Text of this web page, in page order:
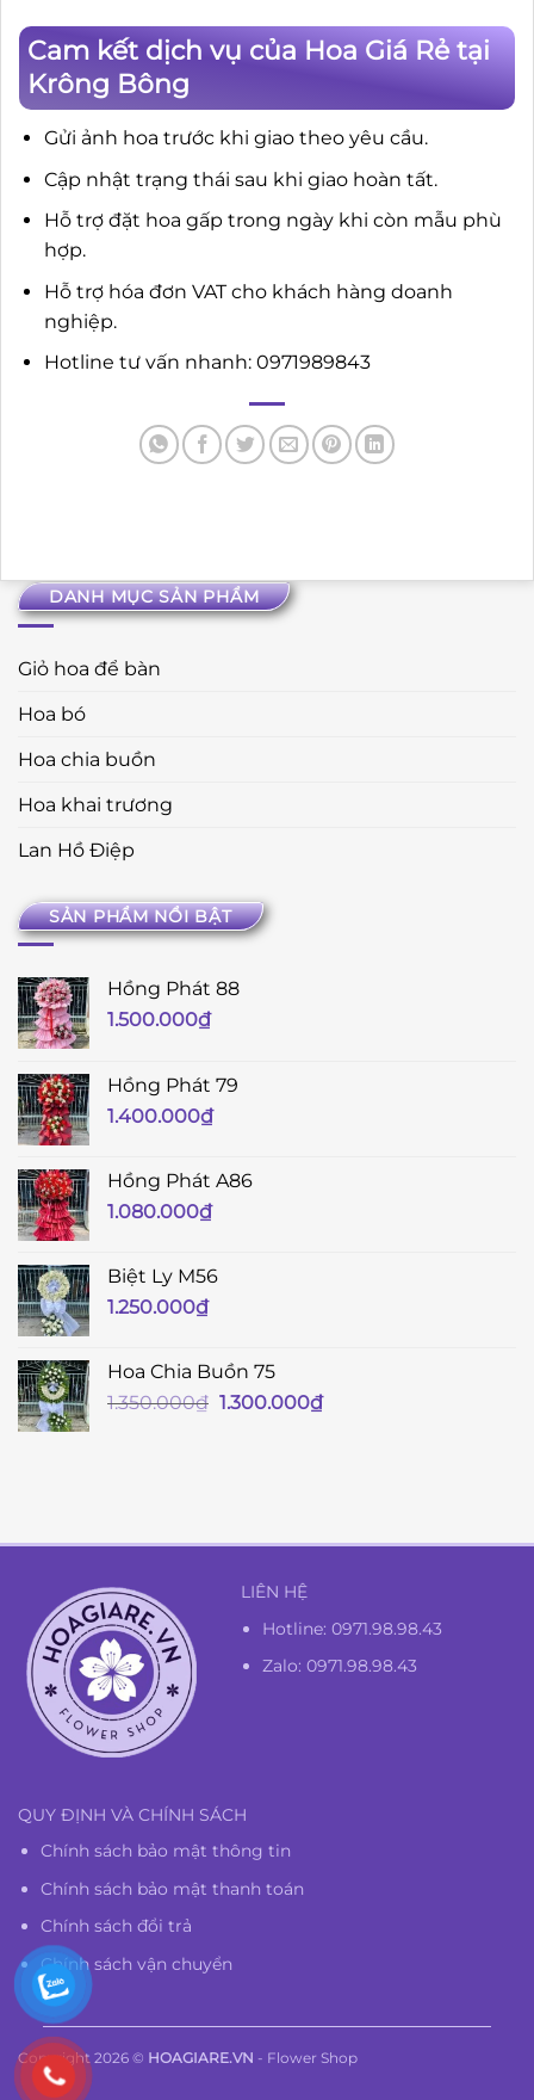
DANH MỤC SẢN PHẨM
Giỏ hoa để bàn
Hoa bó
Hoa chia buồn
Hoa khai trương
Lan Hồ Điệp
SẢN PHẨM NỔI BẬT
Hồng Phát 88
1.500.000₫
Hồng Phát 79
1.400.000₫
Hồng Phát A86
1.080.000₫
Biệt Ly M56
1.250.000₫
Hoa Chia Buồn 75
1.350.000₫ Giá
1.300.000₫Giá
Cam kết dịch vụ của Hoa Giá Rẻ tại
Krông Bông
Gửi ảnh hoa trước khi giao theo yêu cầu.
Cập nhật trạng thái sau khi giao hoàn tất.
Hỗ trợ đặt hoa gấp trong ngày khi còn mẫu phù
hợp.
Hỗ trợ hóa đơn VAT cho khách hàng doanh
nghiệp.
Hotline tư vấn nhanh: 0971989843
LIÊN HỆ
Hotline:0971.98.98.43
Zalo: 0971.98.98.43
QUY ĐỊNH VÀ CHÍNH SÁCH
Chính sách bảo mật thông tin
Chính sách bảo mật thanh toán
Chính sách đổi trả
Chính sách vận chuyển
Copyright 2026 © HOAGIARE.VN - Flower Shop